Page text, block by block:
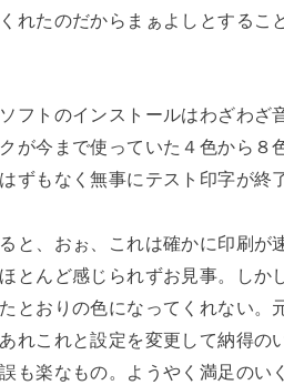
れたのだからまぁよしとするこ
フトのインストールはわざわざ
が今まで使っていた４色から８
ずもなく無事にテスト印字が終
と、おぉ、これは確かに印刷が
とんど感じられずお見事。しか
とおりの色になってくれない。
れこれと設定を変更して納得の
も楽なもの。ようやく満足のい